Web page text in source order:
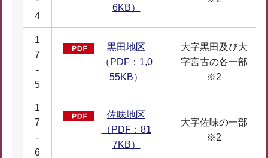
4
6KB）
1
7
-
5
黒田地区
（PDF：1,0
55KB）
大字黒田及び大
字宮古の各一部
※2
1
7
-
6
佐味地区
（PDF：81
7KB）
大字佐味の一部
※2